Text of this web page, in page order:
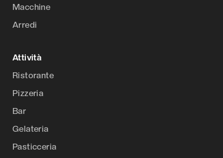
Macchine
Arredi
Attività
Ristorante
Pizzeria
Bar
Gelateria
Pasticceria